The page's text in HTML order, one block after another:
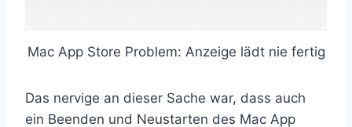
Mac App Store Problem: Anzeige lädt nie fertig
Das nervige an dieser Sache war, dass auch
ein Beenden und Neustarten des Mac App